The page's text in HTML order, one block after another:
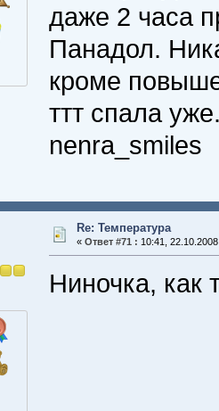
даже 2 часа
Панадол.
кроме
ттт спала
nenra_smiles
Re: Температура
« Ответ #71 : 10:41,
Ниночка, как